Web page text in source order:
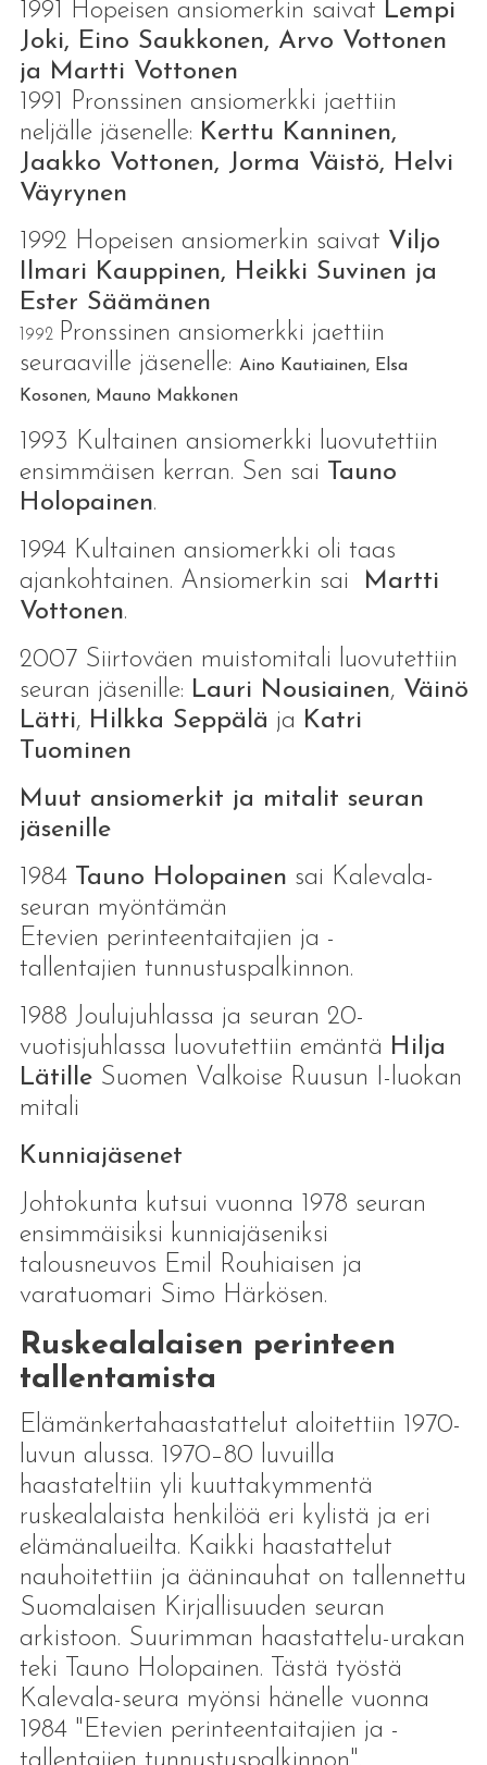
1991 Hopeisen ansiomerkin saivat Lempi
Joki, Eino Saukkonen, Arvo Vottonen
ja Martti Vottonen
1991 Pronssinen ansiomerkki jaettiin
neljälle jäsenelle: Kerttu Kanninen,
Jaakko Vottonen, Jorma Väistö, Helvi
Väyrynen
1992 Hopeisen ansiomerkin saivat Viljo
Ilmari Kauppinen, Heikki Suvinen ja
Ester Säämänen
1992 Pronssinen ansiomerkki jaettiin
seuraaville jäsenelle: Aino Kautiainen, Elsa
Kosonen, Mauno Makkonen
1993 Kultainen ansiomerkki luovutettiin
ensimmäisen kerran. Sen sai Tauno
Holopainen.
1994 Kultainen ansiomerkki oli taas
ajankohtainen. Ansiomerkin sai
Martti
Vottonen.
2007 Siirtoväen muistomitali luovutettiin
seuran jäsenille: Lauri Nousiainen, Väinö
Lätti, Hilkka Seppälä ja Katri
Tuominen
Muut ansiomerkit ja mitalit seuran
jäsenille
1984 Tauno Holopainen sai Kalevala-
seuran myöntämän
Etevien perinteentaitajien ja -
tallentajien tunnustuspalkinnon.
1988 Joulujuhlassa ja seuran 20-
vuotisjuhlassa luovutettiin emäntä Hilja
LätilleSuomen Valkoise Ruusun I-luokan
mitali
Kunniajäsenet
Johtokunta kutsui vuonna 1978 seuran
ensimmäisiksi kunniajäseniksi
talousneuvos Emil Rouhiaisen ja
varatuomari Simo Härkösen.
Ruskealalaisen perinteen
tallentamista
Elämänkertahaastattelut aloitettiin 1970-
luvun alussa. 1970–80 luvuilla
haastateltiin yli kuuttakymmentä
ruskealalaista henkilöä eri kylistä ja eri
elämänalueilta. Kaikki haastattelut
nauhoitettiin ja ääninauhat on tallennettu
Suomalaisen Kirjallisuuden seuran
arkistoon. Suurimman haastattelu-urakan
teki Tauno Holopainen. Tästä työstä
Kalevala-seura myönsi hänelle vuonna
1984 "Etevien perinteentaitajien ja -